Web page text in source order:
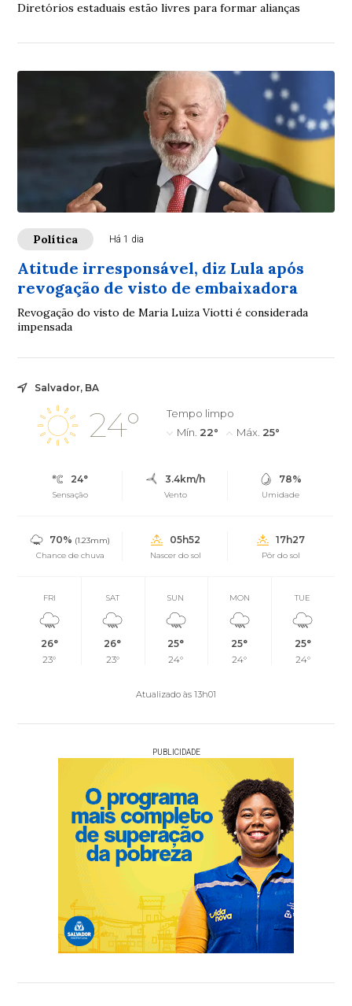
Diretórios estaduais estão livres para formar alianças
Política Há 1 dia
Atitude irresponsável, diz Lula após
revogação de visto de embaixadora
Revogação do visto de Maria Luiza Viotti é considerada
impensada
Salvador, BA
24°
Tempo limpo
Mín. 22° Máx. 25°
24°
Sensação
3.4km/h
Vento
78%
Umidade
70% (1.23mm)
Chance de chuva
05h52
Nascer do sol
17h27
Pôr do sol
FRI
26°
23°
SAT
26°
23°
SUN
25°
24°
MON
25°
24°
TUE
25°
24°
Atualizado às 13h01
PUBLICIDADE